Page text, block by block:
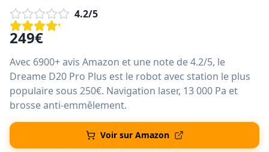
4.2/5
249€
Avec 6900+ avis Amazon et une note de 4.2/5, le
Dreame D20 Pro Plus est le robot avec station le plus
populaire sous 250€. Navigation laser, 13 000 Pa et
brosse anti-emmêlement.
Voir sur Amazon